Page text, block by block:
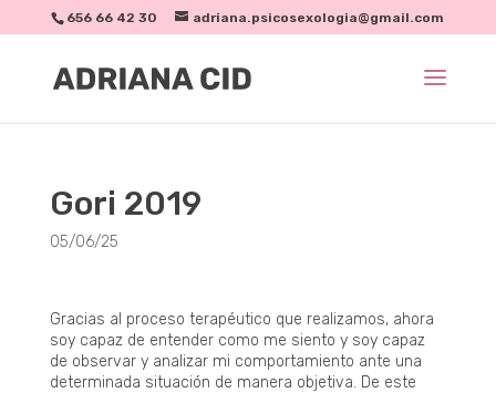
656 66 42 30 adriana.psicosexologia@gmail.com
Gori 2019
05/06/25
Gracias al proceso terapéutico que realizamos, ahora
soy capaz de entender como me siento y soy capaz
de observar y analizar mi comportamiento ante una
determinada situación de manera objetiva. De este